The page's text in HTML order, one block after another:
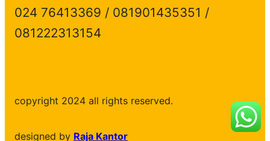
024 76413369 / 081901435351 /
081222313154
copyright 2024 all rights reserved.
designed by Raja Kantor